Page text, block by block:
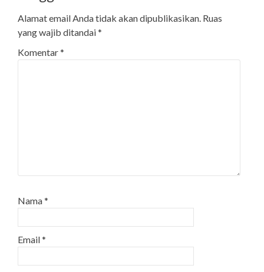
Alamat email Anda tidak akan dipublikasikan. Ruas
yang wajib ditandai*
Komentar*
Nama*
Email*